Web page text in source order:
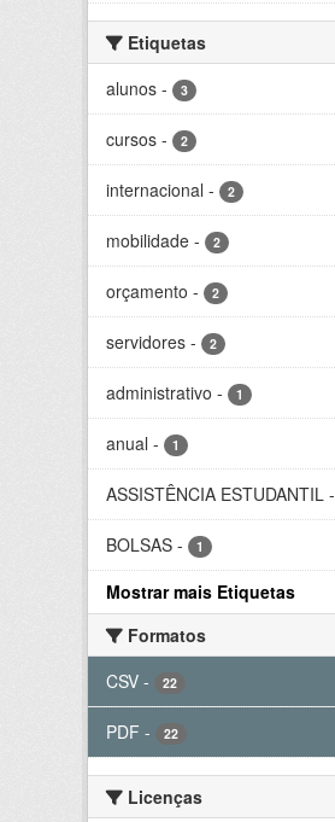
Etiquetas
alunos - 3
cursos - 2
internacional - 2
mobilidade - 2
orçamento - 2
servidores - 2
administrativo - 1
anual - 1
ASSISTÊNCIA ESTUDANTIL -
BOLSAS - 1
Mostrar mais Etiquetas
Formatos
CSV - 22
PDF - 22
Licenças